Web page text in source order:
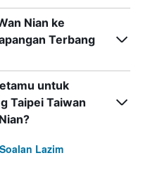
Nian ke
Terbang
untuk
Taipei Taiwan
Lazim